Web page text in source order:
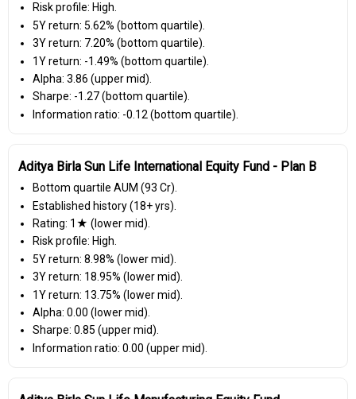
Risk profile: High.
5Y return: 5.62% (bottom quartile).
3Y return: 7.20% (bottom quartile).
1Y return: -1.49% (bottom quartile).
Alpha: 3.86 (upper mid).
Sharpe: -1.27 (bottom quartile).
Information ratio: -0.12 (bottom quartile).
Aditya Birla Sun Life International Equity Fund - Plan B
Bottom quartile AUM (₹93 Cr).
Established history (18+ yrs).
Rating: 1★ (lower mid).
Risk profile: High.
5Y return: 8.98% (lower mid).
3Y return: 18.95% (lower mid).
1Y return: 13.75% (lower mid).
Alpha: 0.00 (lower mid).
Sharpe: 0.85 (upper mid).
Information ratio: 0.00 (upper mid).